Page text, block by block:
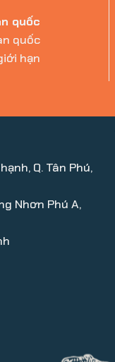
quốc
quốc
hạn
Q. Tân Phú,
Nhơn Phú A,